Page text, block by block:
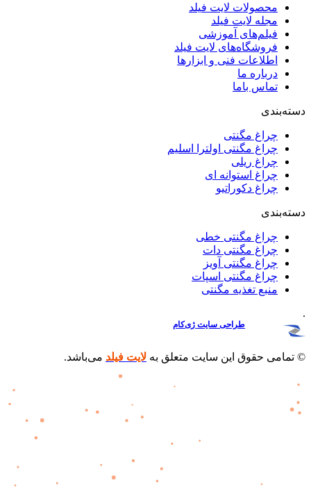
محصولات لایت فیلد
مجله لایت فیلد
فیلم‌های آموزشی
فروشگاه‌های لایت فیلد
اطلاعات فنی و ابزارها
درباره ما
تماس باما
دسته‌بندی
چراغ مگنتی
چراغ مگنتی اولترا اسلیم
چراغ ریلی
چراغ استوانه ای
چراغ دکوراتیو
دسته‌بندی
چراغ مگنتی خطی
چراغ مگنتی دات
چراغ مگنتی آویز
چراغ مگنتی اسپات
منبع تغذیه مگنتی
.
طراحی سایت ژی‌کام
© تمامی حقوق این سایت متعلق به لایت فیلد می‌باشد.